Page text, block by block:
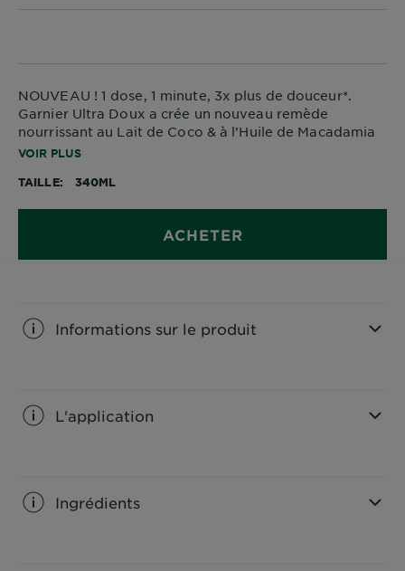
Garnier x
Gisele
Bündchen
Notre
magazine
NOUVEAU ! 1 dose, 1 minute, 3x plus de douceur*.
Garnier Ultra Doux a crée un nouveau remède
nourrissant au Lait de Coco & à l’Huile de Macadamia
pour les cheveux secs à très secs.
VOIR PLUS
TAILLE 340ML
ACHETER
Informations sur le produit
L'application
Ingrédients